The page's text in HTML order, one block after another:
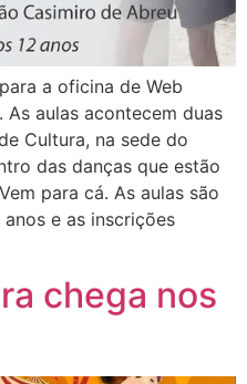
a oficina de Web
As aulas acontecem duas
Cultura, na sede do
das danças que estão
para cá. As aulas são
e as inscrições
chega nos